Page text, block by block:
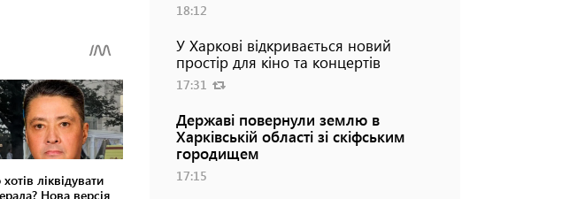
18:12
У Харкові відкривається новий
простір для кіно та концертів
17:31
Державі повернули землю в
Харківській області зі скіфським
городищем
17:15